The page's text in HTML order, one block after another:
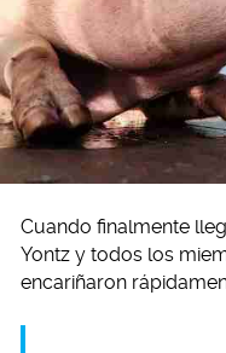
Cuando finalmente
Yontz y todos los
encariñaron